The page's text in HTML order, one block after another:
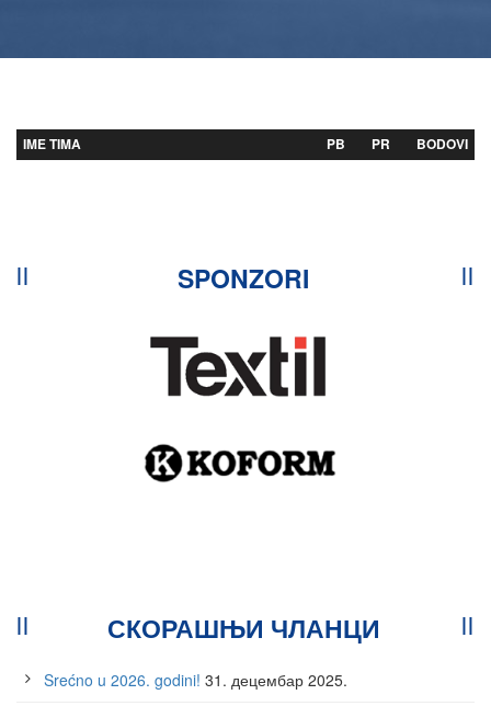
IME TIMA PB PR BODOVI
SPONZORI
СКОРАШЊИ ЧЛАНЦИ
Srećno u 2026. godini! 31. децембар 2025.